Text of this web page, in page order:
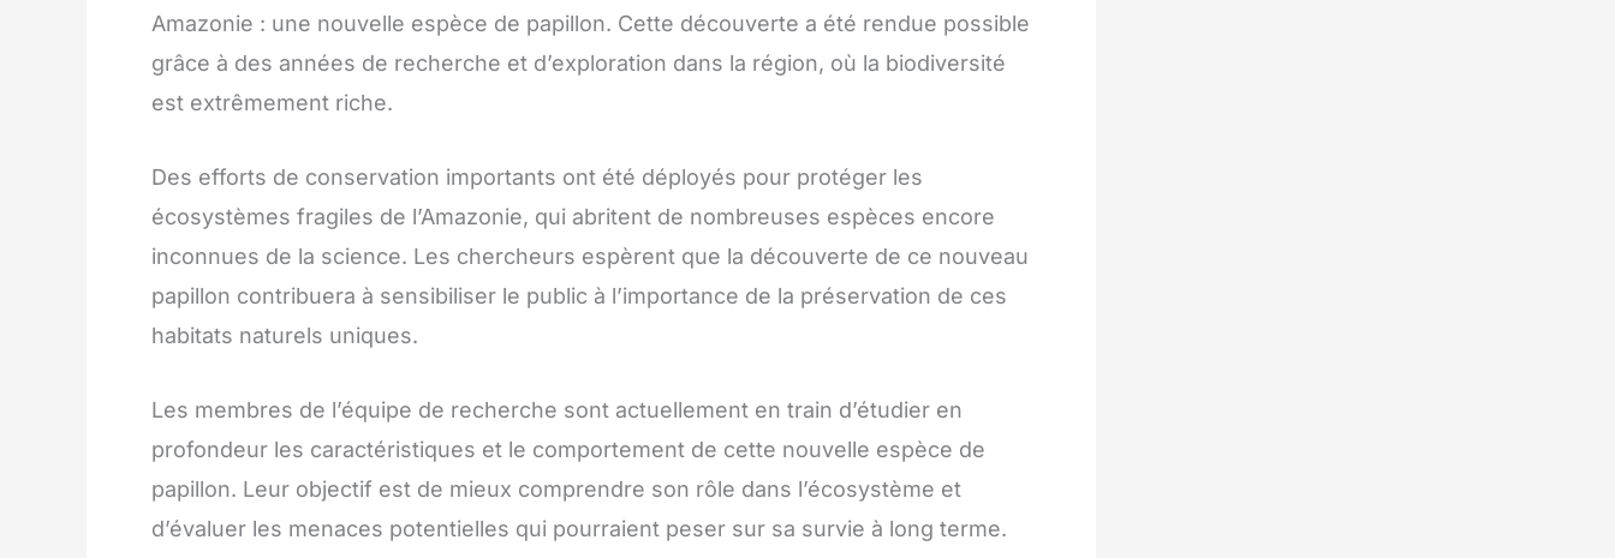
Amazonie : une nouvelle espèce de papillon. Cette découverte a été rendue possible
grâce à des années de recherche et d’exploration dans la région, où la biodiversité
est extrêmement riche.
Des efforts de conservation importants ont été déployés pour protéger les
écosystèmes fragiles de l’Amazonie, qui abritent de nombreuses espèces encore
inconnues de la science. Les chercheurs espèrent que la découverte de ce nouveau
papillon contribuera à sensibiliser le public à l’importance de la préservation de ces
habitats naturels uniques.
Les membres de l’équipe de recherche sont actuellement en train d’étudier en
profondeur les caractéristiques et le comportement de cette nouvelle espèce de
papillon. Leur objectif est de mieux comprendre son rôle dans l’écosystème et
d’évaluer les menaces potentielles qui pourraient peser sur sa survie à long terme.